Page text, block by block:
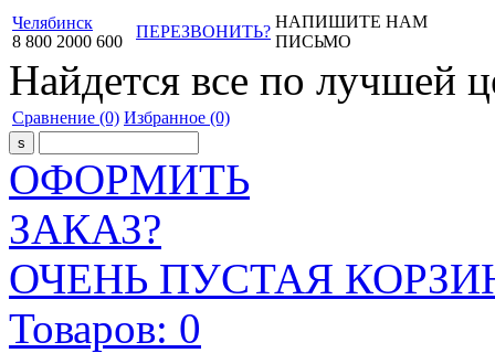
Челябинск
8 800 2000 600
ПЕРЕЗВОНИТЬ?
НАПИШИТЕ НАМ
ПИСЬМО
Найдется все по лучшей
Сравнение (0) Избранное (0)
ОФОРМИТЬ
ЗАКАЗ?
ОЧЕНЬ ПУСТАЯ
Товаров: 0